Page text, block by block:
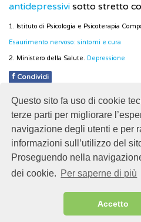
Questo sito fa uso di cookie
terze parti per migliorare
navigazione degli utenti e per
informazioni sull’utilizzo del
Proseguendo nella
dei cookie. Per saperne di più
Accetto
antidepressivi sotto stretto
1. Istituto di Psicologia e Psicoterapia
Esaurimento nervoso: sintomi e cura
2. Ministero della Salute. Depressione
f Condividi
Pubblicato: 28 Febbraio 2018
© 2018ISSalute - Sito